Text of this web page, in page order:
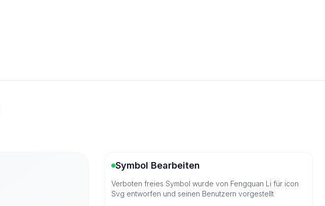
Symbol Bearbeiten
Verboten freies Symbol wurde von Fengquan Li für icon
Svg entworfen und seinen Benutzern vorgestellt